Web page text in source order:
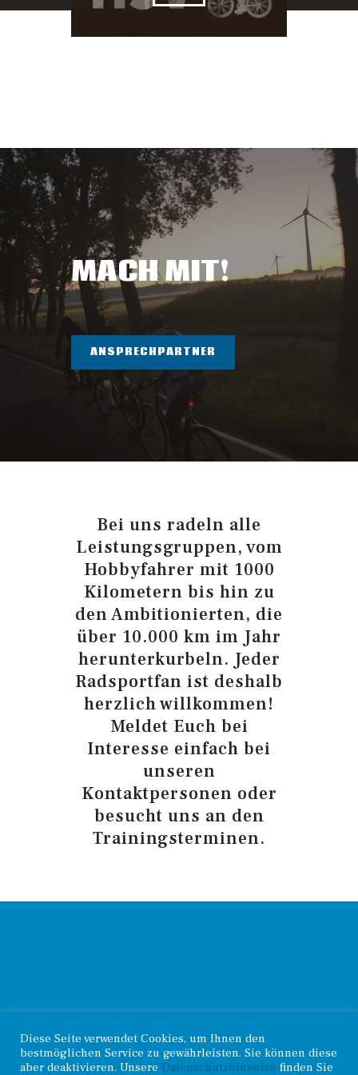
MACH MIT!
ANSPRECHPARTNER
Bei uns radeln alle
Leistungsgruppen, vom
Hobbyfahrer mit 1000
Kilometern bis hin zu
den Ambitionierten, die
über 10.000 km im Jahr
herunterkurbeln. Jeder
Radsportfan ist deshalb
herzlich willkommen!
Meldet Euch bei
Interesse einfach bei
unseren
Kontaktpersonen oder
besucht uns an den
Trainingsterminen.
Radsportverein | Kontakt.
Impressum.Datenschutz
Diese Seite verwendet Cookies, um Ihnen den
bestmöglichen Service zu gewährleisten. Sie können diese
aber deaktivieren. Unsere Datenschutzhinweise finden Sie